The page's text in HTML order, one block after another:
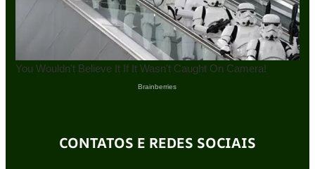
CONTATOS E REDES SOCIAIS